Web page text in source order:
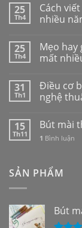
25
Th4
Cách
nhiều
25
Th4
Mẹo hay
mất
31
Th1
Điều cơ
nghệ
15
Th11
Bút mài
1 Bình luận
SẢN PHẨM
Bút